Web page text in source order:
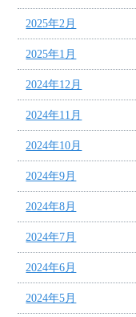
2025年2月
2025年1月
2024年12月
2024年11月
2024年10月
2024年9月
2024年8月
2024年7月
2024年6月
2024年5月